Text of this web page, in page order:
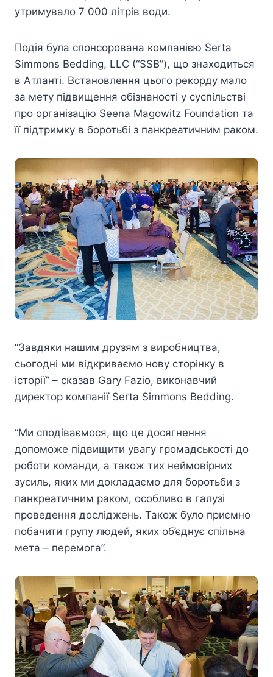
утримувало 7 000 літрів води.
Подія була спонсорована компанією Serta
Simmons Bedding, LLC (“SSB”), що знаходиться
в Атланті. Встановлення цього рекорду мало
за мету підвищення обізнаності у суспільстві
про організацію Seena Magowitz Foundation та
її підтримку в боротьбі з панкреатичним раком.
“Завдяки нашим друзям з виробництва,
сьогодні ми відкриваємо нову сторінку в
історії” – сказав Gary Fazio, виконавчий
директор компанії Serta Simmons Bedding.
“Ми сподіваємося, що це досягнення
допоможе підвищити увагу громадськості до
роботи команди, а також тих неймовірних
зусиль, яких ми докладаємо для боротьби з
панкреатичним раком, особливо в галузі
проведення досліджень. Також було приємно
побачити групу людей, яких об’єднує спільна
мета – перемога”.